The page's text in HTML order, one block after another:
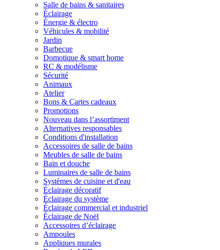
Salle de bains & sanitaires
Éclairage
Énergie & électro
Véhicules & mobilité
Jardin
Barbecue
Domotique & smart home
RC & modélisme
Sécurité
Animaux
Atelier
Bons & Cartes cadeaux
Promotions
Nouveau dans l’assortiment
Alternatives responsables
Conditions d'installation
Accessoires de salle de bains
Meubles de salle de bains
Bain et douche
Luminaires de salle de bains
Systèmes de cuisine et d'eau
Éclairage décoratif
Éclairage du système
Éclairage commercial et industriel
Éclairage de Noël
Accessoires d’éclairage
Ampoules
Appliques murales